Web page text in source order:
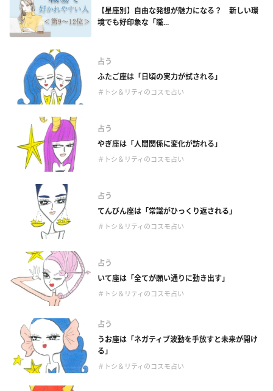
【星座別】自由な発想が魅力になる？ 新しい環
境でも好印象な「職...
占う
ふたご座は「日頃の実力が試される」
＃トシ＆リティのコスモ占い
占う
やぎ座は「人間関係に変化が訪れる」
＃トシ＆リティのコスモ占い
占う
てんびん座は「常識がひっくり返される」
＃トシ＆リティのコスモ占い
占う
いて座は「全てが願い通りに動き出す」
＃トシ＆リティのコスモ占い
占う
うお座は「ネガティブ波動を手放すと未来が開け
る」
＃トシ＆リティのコスモ占い